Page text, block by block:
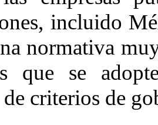
incluido
normativa
que se
criterios de